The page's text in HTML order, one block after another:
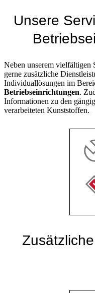
Unsere
Neben unserem vielfältigen
gerne zusätzliche
Individuallösungen im
Betriebseinrichtungen.
Informationen zu den
verarbeiteten Kunststoffen.